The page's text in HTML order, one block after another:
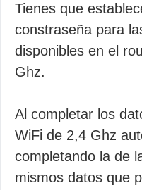
Tienes que
constraseña para
disponibles en el
Ghz.
Al completar los
WiFi de 2,4 Ghz
completando la de
mismos datos que